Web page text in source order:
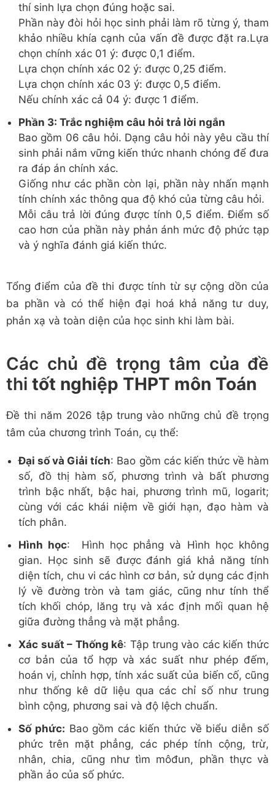
thí sinh lựa chọn đúng hoặc sai.
Phần này đòi hỏi học sinh phải làm rõ từng ý, tham
khảo nhiều khía cạnh của vấn đề được đặt ra.Lựa
chọn chính xác 01 ý: được 0,1 điểm.
Lựa chọn chính xác 02 ý: được 0,25 điểm.
Lựa chọn chính xác 03 ý: được 0,5 điểm.
Nếu chính xác cả 04 ý: được 1 điểm.
Phần 3: Trắc nghiệm câu hỏi trả lời ngắn
Bao gồm 06 câu hỏi. Dạng câu hỏi này yêu cầu thí
sinh phải nắm vững kiến thức nhanh chóng để đưa
ra đáp án chính xác.
Giống như các phần còn lại, phần này nhấn mạnh
tính chính xác thông qua độ khó của từng câu hỏi.
Mỗi câu trả lời đúng được tính 0,5 điểm. Điểm số
cao hơn của phần này phản ánh mức độ phức tạp
và ý nghĩa đánh giá kiến thức.
Tổng điểm của đề thi được tính từ sự cộng dồn của
ba phần và có thể hiện đại hoá khả năng tư duy,
phản xạ và toàn diện của học sinh khi làm bài.
Các chủ đề trọng tâm của đề
thi tốt nghiệp THPT môn Toán
Đề thi năm 2026 tập trung vào những chủ đề trọng
tâm của chương trình Toán, cụ thể:
Đại số và Giải tích: Bao gồm các kiến thức về hàm
số, đồ thị hàm số, phương trình và bất phương
trình bậc nhất, bậc hai, phương trình mũ, logarit;
cùng với các khái niệm về giới hạn, đạo hàm và
tích phân.
Hình học: Hình học phẳng và Hình học không
gian. Học sinh sẽ được đánh giá khả năng tính
diện tích, chu vi các hình cơ bản, sử dụng các định
lý về đường tròn và tam giác, cũng như tính thể
tích khối chóp, lăng trụ và xác định mối quan hệ
giữa đường thẳng và mặt phẳng.
Xác suất – Thống kê: Tập trung vào các kiến thức
cơ bản của tổ hợp và xác suất như phép đếm,
hoán vị, chỉnh hợp, tính xác suất của biến cố, cũng
như thống kê dữ liệu qua các chỉ số như trung
bình cộng, phương sai và độ lệch chuẩn.
Số phức: Bao gồm các kiến thức về biểu diễn số
phức trên mặt phẳng, các phép tính cộng, trừ,
nhân, chia, cũng như tìm môđun, phần thực và
phần ảo của số phức.